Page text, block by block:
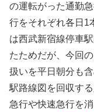
の運転がった通勤
行をそれぞれ各日1
は西武新宿線停車
たためだが、今回
扱いを平日朝分も
駅路線図を回収す
急行や快速急行を